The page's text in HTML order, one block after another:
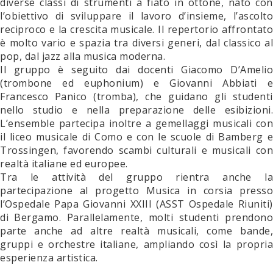
l’obiettivo di sviluppare il lavoro d’insieme, l’ascolto
reciproco e la crescita musicale. Il repertorio affrontato
è molto vario e spazia tra diversi generi, dal classico al
pop, dal jazz alla musica moderna.
Il gruppo è seguito dai docenti Giacomo D’Amelio
(trombone ed euphonium) e Giovanni Abbiati e
Francesco Panico (tromba), che guidano gli studenti
nello studio e nella preparazione delle esibizioni.
L’ensemble partecipa inoltre a gemellaggi musicali con
il liceo musicale di Como e con le scuole di Bamberg e
Trossingen, favorendo scambi culturali e musicali con
realtà italiane ed europee.
Tra le attività del gruppo rientra anche la
partecipazione al progetto Musica in corsia presso
l’Ospedale Papa Giovanni XXIII (ASST Ospedale Riuniti)
di Bergamo. Parallelamente, molti studenti prendono
parte anche ad altre realtà musicali, come bande,
gruppi e orchestre italiane, ampliando così la propria
esperienza artistica.